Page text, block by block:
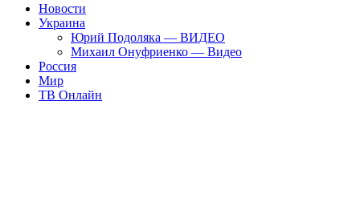
Новости
Украина
Юрий Подоляка — ВИДЕО
Михаил Онуфриенко — Видео
Россия
Мир
ТВ Онлайн